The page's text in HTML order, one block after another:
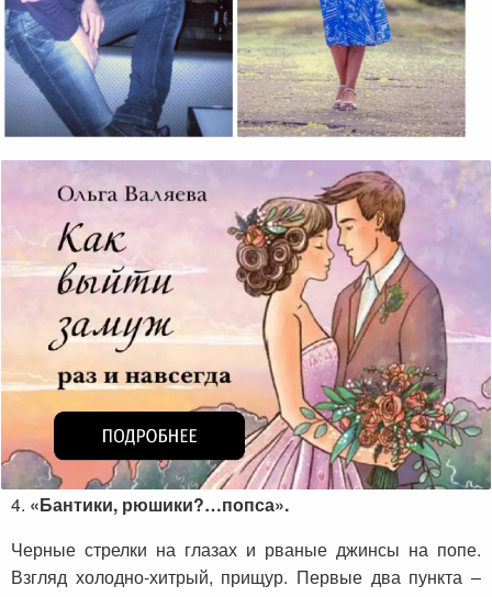
4. «Бантики, рюшики?…попса».
Черные стрелки на глазах и рваные джинсы на попе.
Взгляд холодно-хитрый, прищур. Первые два пункта –